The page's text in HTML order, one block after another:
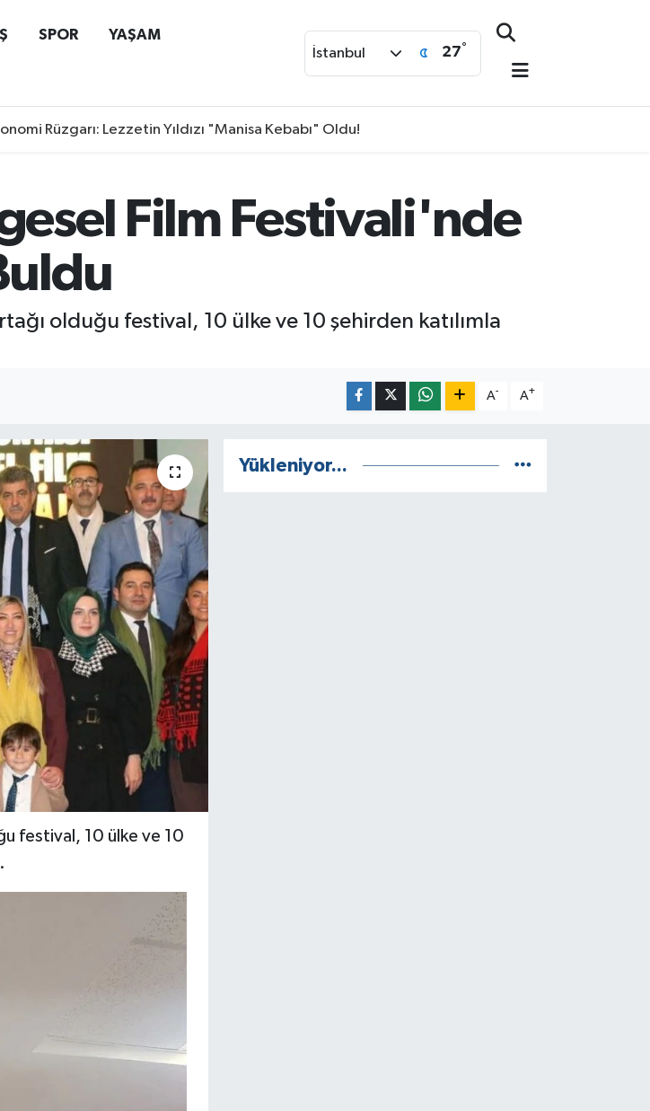
SPOR YAŞAM
İstanbul 27°
Rüzgarı: Lezzetin Yıldızı "Manisa Kebabı" Oldu!
Film Festivali'nde
olduğu festival, 10 ülke ve 10 şehirden katılımla
A- A+
festival, 10 ülke ve 10
Yükleniyor...